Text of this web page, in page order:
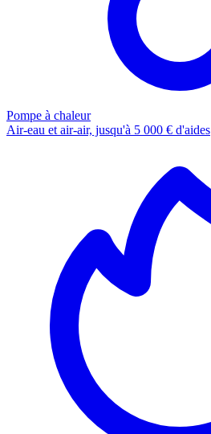
Pompe à chaleur
Air-eau et air-air, jusqu'à 5 000 € d'aides